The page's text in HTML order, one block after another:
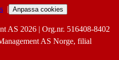
Anpassa cookies
AS 2026 | Org.nr. 516408-8402
AS Norge, filial